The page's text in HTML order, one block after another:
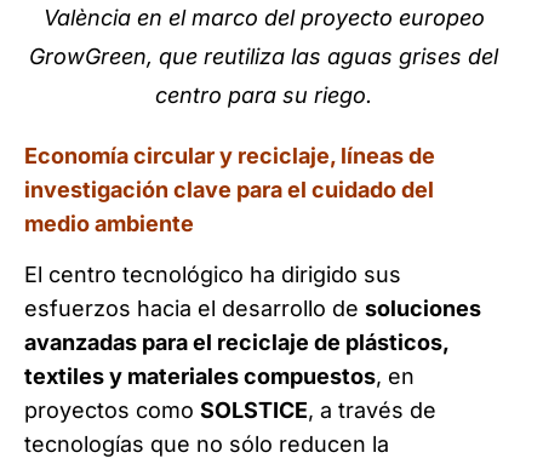
València en el marco del proyecto europeo
GrowGreen, que reutiliza las aguas grises del
centro para su riego.
Economía circular y reciclaje, líneas de
investigación clave para el cuidado del
medio ambiente
El centro tecnológico ha dirigido sus
esfuerzos hacia el desarrollo de soluciones
avanzadas para el reciclaje de plásticos,
textiles y materiales compuestos, en
proyectos como SOLSTICE, a través de
tecnologías que no sólo reducen la